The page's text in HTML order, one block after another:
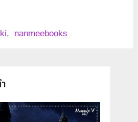
, nanmeebooks